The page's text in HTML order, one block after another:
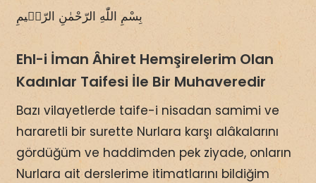
بِسْمِ اللّٰهِ الرّحْمٰنِ الرّحٖيمِ
Ehl-i İman Âhiret Hemşirelerim Olan
Kadınlar Taifesi İle Bir Muhaveredir
Bazı vilayetlerde taife-i nisadan samimi ve
hararetli bir surette Nurlara karşı alâkalarını
gördüğüm ve haddimden pek ziyade, onların
Nurlara ait derslerime itimatlarını bildiğim